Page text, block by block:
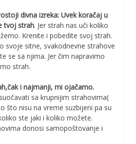
divna izreka: Uvek koračaj u
tvoj strah. Jer strah nas uči koliko
Krenite i pobedite svoj strah.
svoje sitne, svakodnevne strahove
se sa njima. Jer čim napravimo
strah.
i najmanji, mi ojačamo.
sa krupnijim strahovima(
što nisu na vreme suzbijeni pa su
ste jaki i koliko možete.
donosi samopoštovanje i